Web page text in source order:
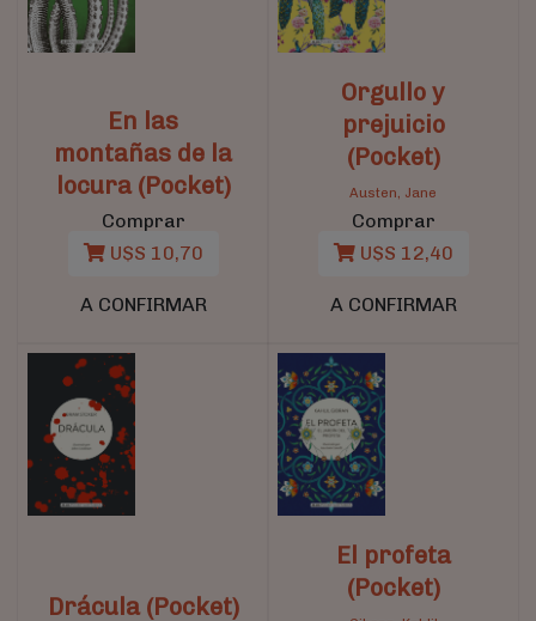
En las
montañas de la
locura (Pocket)
Comprar
U$S 10,70
A CONFIRMAR
Orgullo y
prejuicio
(Pocket)
Austen, Jane
Comprar
U$S 12,40
A CONFIRMAR
Drácula (Pocket)
El profeta
(Pocket)